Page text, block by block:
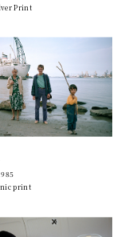
Print
print